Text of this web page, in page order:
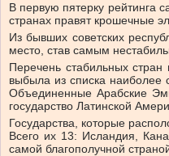
В первую пятерку рейтинга
странах правят крошечные
Из бывших советских
место, став самым
Перечень стабильных
выбыла из списка наиболее
Объединенные Арабские
государство Латинской
Государства, которые
Всего их 13: Исландия,
самой благополучной